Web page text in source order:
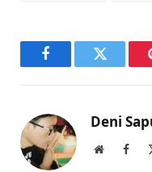
FacebookTwitter
Deni
Website